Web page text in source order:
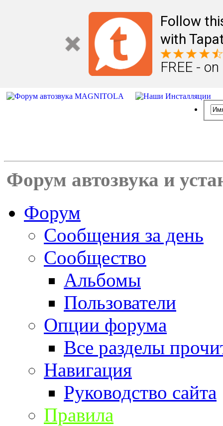
Follow
with
FREE -
Форум автозвука и
Форум
Сообщения за день
Сообщество
Альбомы
Пользователи
Опции форума
Все разделы
Навигация
Руководство сайта
Правила